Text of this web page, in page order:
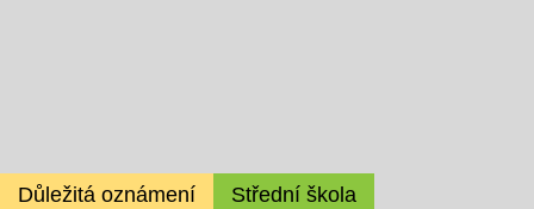
Důležitá oznámení Střední škola